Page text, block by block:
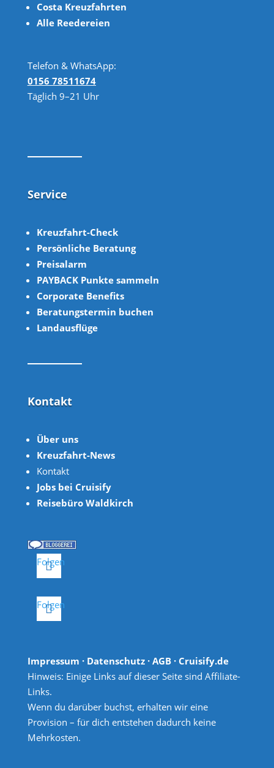
Costa Kreuzfahrten
Alle Reedereien
Telefon & WhatsApp:
0156 78511674
Täglich 9–21 Uhr
Service
Kreuzfahrt-Check
Persönliche Beratung
Preisalarm
PAYBACK Punkte sammeln
Corporate Benefits
Beratungstermin buchen
Landausflüge
Kontakt
Über uns
Kreuzfahrt-News
Kontakt
Jobs bei Cruisify
Reisebüro Waldkirch
Folgen
Folgen
Impressum · Datenschutz· AGB· Cruisify.de
Hinweis: Einige Links auf dieser Seite sind Affiliate-
Links.
Wenn du darüber buchst, erhalten wir eine
Provision – für dich entstehen dadurch keine
Mehrkosten.